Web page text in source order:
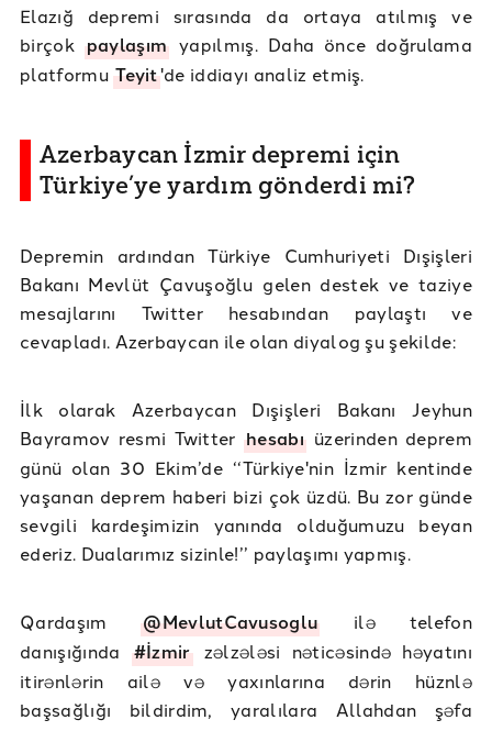
Elazığ depremi sırasında da ortaya atılmış ve
birçok paylaşım yapılmış. Daha önce doğrulama
platformuTeyit'de iddiayı analiz etmiş.
Azerbaycan İzmir depremi için
Türkiye’ye yardım gönderdi mi?
Depremin ardından Türkiye Cumhuriyeti Dışişleri
Bakanı Mevlüt Çavuşoğlu gelen destek ve taziye
mesajlarını Twitter hesabından paylaştı ve
cevapladı. Azerbaycan ile olan diyalog şu şekilde:
İlk olarak Azerbaycan Dışişleri Bakanı Jeyhun
Bayramov resmi Twitter hesabıüzerinden deprem
günü olan 30 Ekim’de ‘‘Türkiye'nin İzmir kentinde
yaşanan deprem haberi bizi çok üzdü. Bu zor günde
sevgili kardeşimizin yanında olduğumuzu beyan
ederiz. Dualarımız sizinle!’’ paylaşımı yapmış.
Qardaşım@MevlutCavusoglu ilə telefon
danışığında #İzmirzəlzələsi nəticəsində həyatını
itirənlərin ailə və yaxınlarına dərin hüznlə
başsağlığı bildirdim, yaralılara Allahdan şəfa